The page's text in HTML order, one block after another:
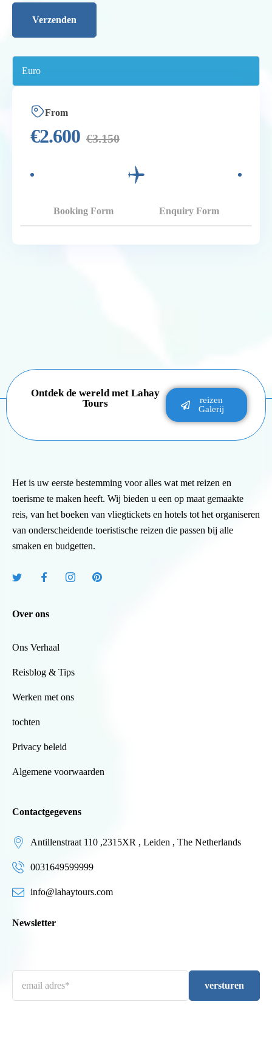
From
€2.600 €3.150
Booking Form Enquiry Form
Ontdek de wereld met Lahay
Tours
reizen
Galerij
Het is uw eerste bestemming voor alles wat met reizen en
toerisme te maken heeft. Wij bieden u een op maat gemaakte
reis, van het boeken van vliegtickets en hotels tot het organiseren
van onderscheidende toeristische reizen die passen bij alle
smaken en budgetten.
Over ons
Ons Verhaal
Reisblog & Tips
Werken met ons
tochten
Privacy beleid
Algemene voorwaarden
Contactgegevens
Antillenstraat 110 ,2315XR , Leiden , The Netherlands
0031649599999
info@lahaytours.com
Newsletter
versturen